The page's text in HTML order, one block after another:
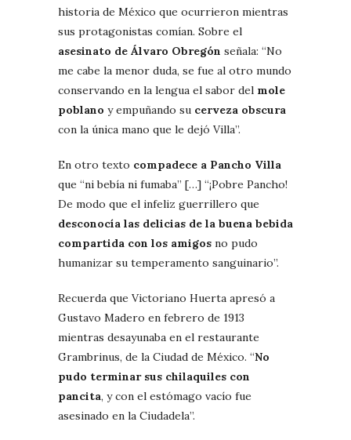
historia de México que ocurrieron mientras
sus protagonistas comían. Sobre el
asesinato de Álvaro Obregón señala: “No
me cabe la menor duda, se fue al otro mundo
conservando en la lengua el sabor del mole
poblano y empuñando su cerveza obscura
con la única mano que le dejó Villa”.
En otro texto compadece a Pancho Villa
que “ni bebía ni fumaba” […] “¡Pobre Pancho!
De modo que el infeliz guerrillero que
desconocía las delicias de la buena bebida
compartida con los amigos no pudo
humanizar su temperamento sanguinario”.
Recuerda que Victoriano Huerta apresó a
Gustavo Madero en febrero de 1913
mientras desayunaba en el restaurante
Grambrinus, de la Ciudad de México. “No
pudo terminar sus chilaquiles con
pancita, y con el estómago vacío fue
asesinado en la Ciudadela”.